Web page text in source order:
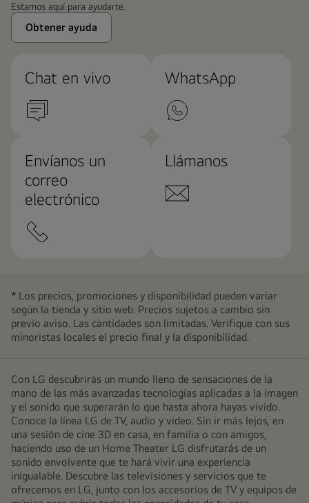
Estamos aquí para ayudarte.
Obtener ayuda
Chat en vivo WhatsApp
Envíanos un
correo
electrónico
Llámanos
* Los precios, promociones y disponibilidad pueden variar
según la tienda y sitio web. Precios sujetos a cambio sin
previo aviso. Las cantidades son limitadas. Verifique con sus
minoristas locales el precio final y la disponibilidad.
Con LG descubrirás un mundo lleno de sensaciones de la
mano de las más avanzadas tecnologías aplicadas a la imagen
y el sonido que superarán lo que hasta ahora hayas vivido.
Conoce la línea LG de TV, audio y video. Sin ir más lejos, en
una sesión de cine 3D en casa, en familia o con amigos,
haciendo uso de un Home Theater LG disfrutarás de un
sonido envolvente que te hará vivir una experiencia
inigualable. Descubre las televisiones y servicios que te
ofrecemos en LG, junto con los accesorios de TV y equipos de